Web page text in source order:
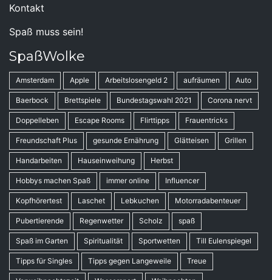
Kontakt
Spaß muss sein!
SpaßWolke
Amsterdam Apple Arbeitslosengeld 2 aufräumen Auto
Baerbock Brettspiele Bundestagswahl 2021 Corona nervt
Doppelleben Escape Rooms Flirttipps Frauentricks
Freundschaft Plus gesunde Ernährung Glätteisen Grillen
Handarbeiten Hauseinweihung Herbst
Hobbys machen Spaß immer online Influencer
Kopfhörertest Laschet Lebkuchen Motorradabenteuer
Pubertierende Regenwetter Scholz spaß
Spaß im Garten Spiritualität Sportwetten Till Eulenspiegel
Tipps für Singles Tipps gegen Langeweile Treue